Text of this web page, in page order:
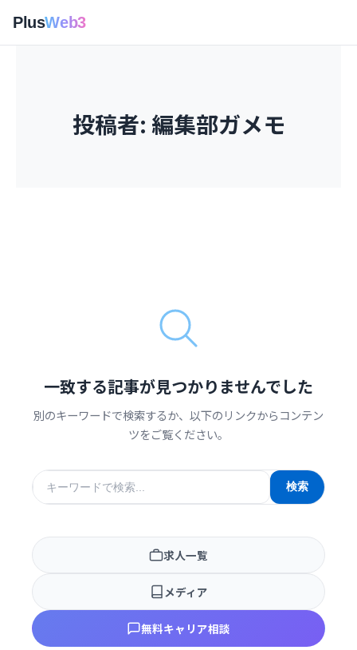
PlusWeb3
投稿者: 編集部ガメモ
一致する記事が見つかりませんでした
別のキーワードで検索するか、以下のリンクからコンテン
ツをご覧ください。
検
索
ー
ー
ド
検索
求人一覧
メディア
無料キャリア相談